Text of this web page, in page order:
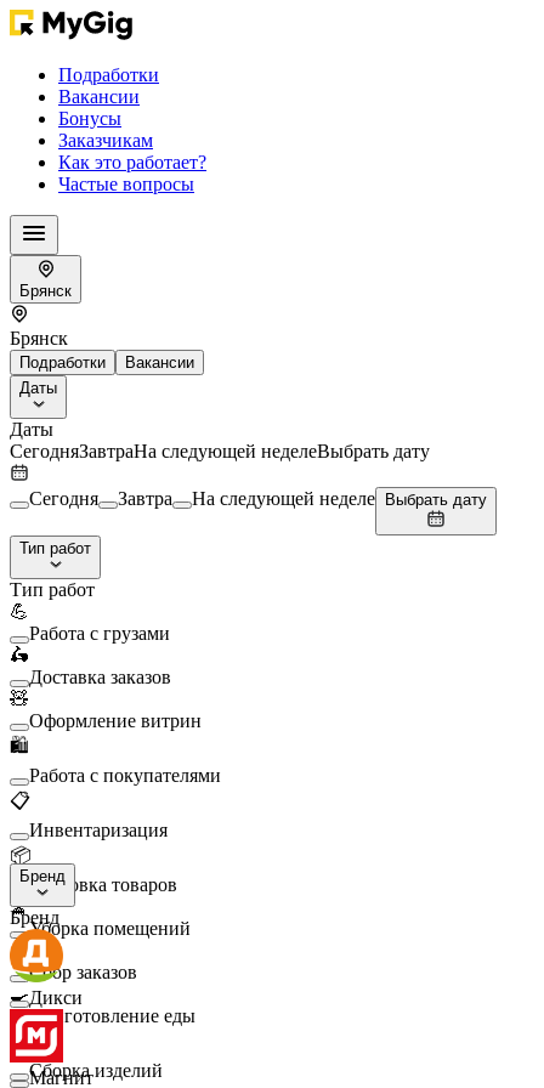
Подработки
Вакансии
Бонусы
Заказчикам
Как это работает?
Частые вопросы
Брянск
Брянск
Подработки
Вакансии
Даты
Даты
СегодняЗавтраНа следующей неделеВыбрать дату
Сегодня Завтра На следующей неделе Выбрать дату
Тип работ
Тип работ
💪
Работа с грузами
🛵
Доставка заказов
🧸
Оформление витрин
🛍️
Работа с покупателями
📋
Инвентаризация
📦
Упаковка товаров
🧹
Уборка помещений
🛒
Сбор заказов
🍳
Приготовление еды
🛠️
Сборка изделий
Бренд
Бренд
Дикси
Магнит